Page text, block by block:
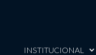
INSTITUCIONAL